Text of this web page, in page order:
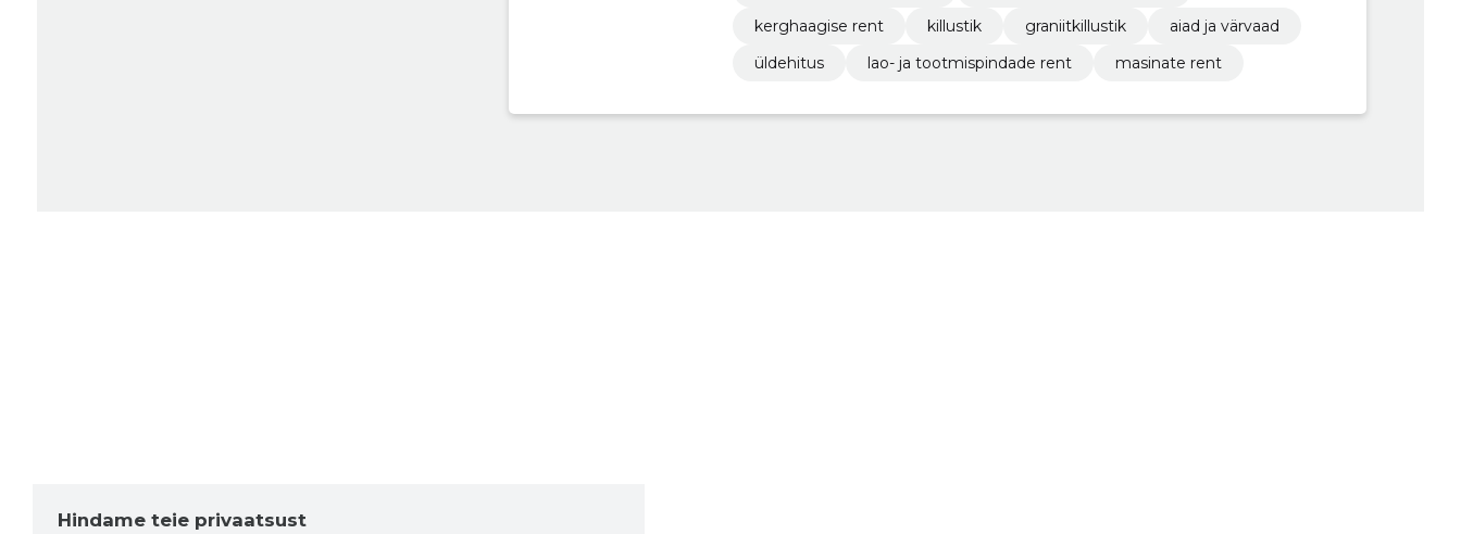
kerghaagise rent
killustik graniitkillustik
aiad ja värvaad
üldehitus
lao- ja tootmispindade rent masinate rent
Hindame teie privaatsust